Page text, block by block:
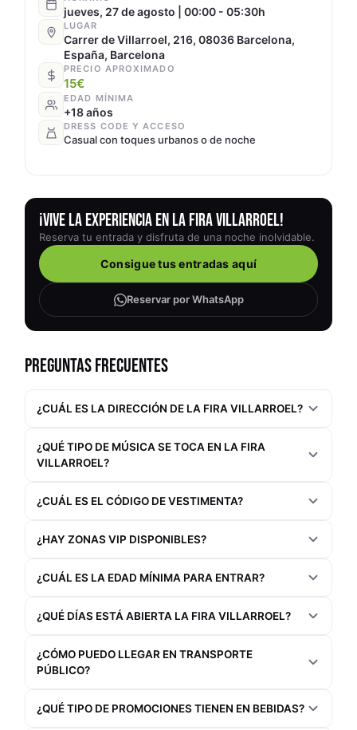
¡VIVE LA EXPERIENCIA EN LA FIRA VILLARROEL!
Reserva tu entrada y disfruta de una noche inolvidable.
Consigue tus entradas aquí
Reservar por WhatsApp
jueves, 27 de agosto | 00:00 - 05:30h
LUGAR
Carrer de Villarroel, 216, 08036 Barcelona,
España, Barcelona
PRECIO APROXIMADO
15€
EDAD MÍNIMA
+18 años
DRESS CODE Y ACCESO
Casual con toques urbanos o de noche
PREGUNTAS FRECUENTES
¿CUÁL ES LA DIRECCIÓN DE LA FIRA VILLARROEL?
¿QUÉ TIPO DE MÚSICA SE TOCA EN LA FIRA
VILLARROEL?
¿CUÁL ES EL CÓDIGO DE VESTIMENTA?
¿HAY ZONAS VIP DISPONIBLES?
¿CUÁL ES LA EDAD MÍNIMA PARA ENTRAR?
¿QUÉ DÍAS ESTÁ ABIERTA LA FIRA VILLARROEL?
¿CÓMO PUEDO LLEGAR EN TRANSPORTE
PÚBLICO?
¿QUÉ TIPO DE PROMOCIONES TIENEN EN BEBIDAS?